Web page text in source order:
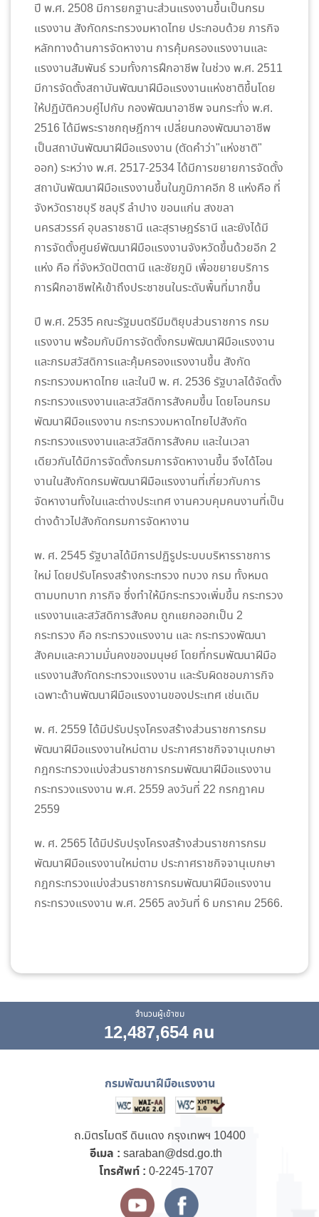
ปี พ.ศ. 2508 มีการยกฐานะส่วนแรงงานขึ้นเป็นกรม
แรงงาน สังกัดกระทรวงมหาดไทย ประกอบด้วย ภารกิจ
หลักทางด้านการจัดหางาน การคุ้มครองแรงงานและ
แรงงานสัมพันธ์ รวมทั้งการฝึกอาชีพ ในช่วง พ.ศ. 2511
มีการจัดตั้งสถาบันพัฒนาฝีมือแรงงานแห่งชาติขึ้นโดย
ให้ปฏิบัติควบคู่ไปกับ กองพัฒนาอาชีพ จนกระทั่ง พ.ศ.
2516 ได้มีพระราชกฤษฎีกาฯ เปลี่ยนกองพัฒนาอาชีพ
เป็นสถาบันพัฒนาฝีมือแรงงาน (ตัดคำว่า"แห่งชาติ"
ออก) ระหว่าง พ.ศ. 2517-2534 ได้มีการขยายการจัดตั้ง
สถาบันพัฒนาฝีมือแรงงานขึ้นในภูมิภาคอีก 8 แห่งคือ ที่
จังหวัดราชบุรี ชลบุรี ลำปาง ขอนแก่น สงขลา
นครสวรรค์ อุบลราชธานี และสุราษฎร์ธานี และยังได้มี
การจัดตั้งศูนย์พัฒนาฝีมือแรงงานจังหวัดขึ้นด้วยอีก 2
แห่ง คือ ที่จังหวัดปัตตานี และชัยภูมิ เพื่อขยายบริการ
การฝึกอาชีพให้เข้าถึงประชาชนในระดับพื้นที่มากขึ้น
ปี พ.ศ. 2535 คณะรัฐมนตรีมีมติยุบส่วนราชการ กรม
แรงงาน พร้อมกับมีการจัดตั้งกรมพัฒนาฝีมือแรงงาน
และกรมสวัสดิการและคุ้มครองแรงงานขึ้น สังกัด
กระทรวงมหาดไทย และในปี พ. ศ. 2536 รัฐบาลได้จัดตั้ง
กระทรวงแรงงานและสวัสดิการสังคมขึ้น โดยโอนกรม
พัฒนาฝีมือแรงงาน กระทรวงมหาดไทยไปสังกัด
กระทรวงแรงงานและสวัสดิการสังคม และในเวลา
เดียวกันได้มีการจัดตั้งกรมการจัดหางานขึ้น จึงได้โอน
งานในสังกัดกรมพัฒนาฝีมือแรงงานที่เกี่ยวกับการ
จัดหางานทั้งในและต่างประเทศ งานควบคุมคนงานที่เป็น
ต่างด้าวไปสังกัดกรมการจัดหางาน
พ. ศ. 2545 รัฐบาลได้มีการปฏิรูประบบบริหารราชการ
ใหม่ โดยปรับโครงสร้างกระทรวง ทบวง กรม ทั้งหมด
ตามบทบาท ภารกิจ ซึ่งทำให้มีกระทรวงเพิ่มขึ้น กระทรวง
แรงงานและสวัสดิการสังคม ถูกแยกออกเป็น 2
กระทรวง คือ กระทรวงแรงงาน และ กระทรวงพัฒนา
สังคมและความมั่นคงของมนุษย์ โดยที่กรมพัฒนาฝีมือ
แรงงานสังกัดกระทรวงแรงงาน และรับผิดชอบภารกิจ
เฉพาะด้านพัฒนาฝีมือแรงงานของประเทศ เช่นเดิม
พ. ศ. 2559 ได้มีปรับปรุงโครงสร้างส่วนราชการกรม
พัฒนาฝีมือแรงงานใหม่ตาม ประกาศราชกิจจานุเบกษา
กฎกระทรวงแบ่งส่วนราชการกรมพัฒนาฝีมือแรงงาน
กระทรวงแรงงาน พ.ศ. 2559 ลงวันที่ 22 กรกฎาคม
2559
พ. ศ. 2565 ได้มีปรับปรุงโครงสร้างส่วนราชการกรม
พัฒนาฝีมือแรงงานใหม่ตาม ประกาศราชกิจจานุเบกษา
กฎกระทรวงแบ่งส่วนราชการกรมพัฒนาฝีมือแรงงาน
กระทรวงแรงงาน พ.ศ. 2565 ลงวันที่ 6 มกราคม 2566.
จำนวนผู้เข้าชม
12,487,654 คน
กรมพัฒนาฝีมือแรงงาน
ถ.มิตรไมตรี ดินแดง กรุงเทพฯ 10400
อีเมล : saraban@dsd.go.th
โทรศัพท์ : 0-2245-1707